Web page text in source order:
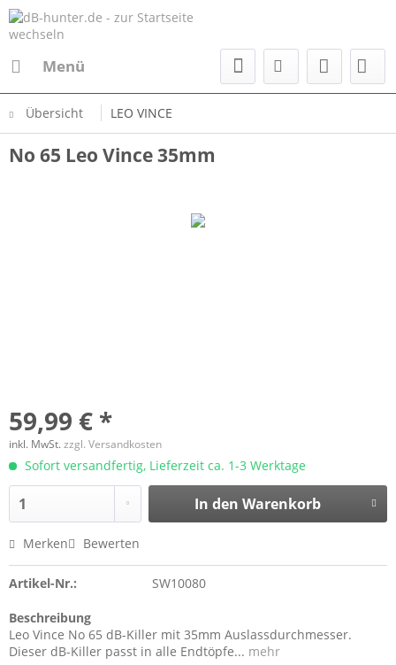
Menü
Übersicht LEO VINCE
No 65 Leo Vince 35mm
59,99 € *
inkl. MwSt.zzgl. Versandkosten
Sofort versandfertig, Lieferzeit ca. 1-3 Werktage
In den Warenkorb
Merken Bewerten
Artikel-Nr.: SW10080
Beschreibung
Leo Vince No 65 dB-Killer mit 35mm Auslassdurchmesser.
Dieser dB-Killer passt in alle Endtöpfe... mehr